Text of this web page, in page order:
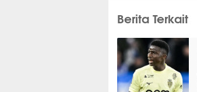
Berita Terkait